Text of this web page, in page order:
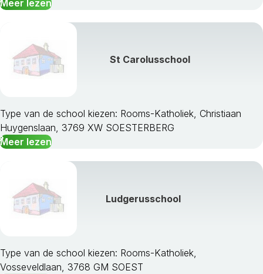
Meer lezen
St Carolusschool
Type van de school kiezen: Rooms-Katholiek, Christiaan
Huygenslaan, 3769 XW SOESTERBERG
Meer lezen
Ludgerusschool
Type van de school kiezen: Rooms-Katholiek,
Vosseveldlaan, 3768 GM SOEST